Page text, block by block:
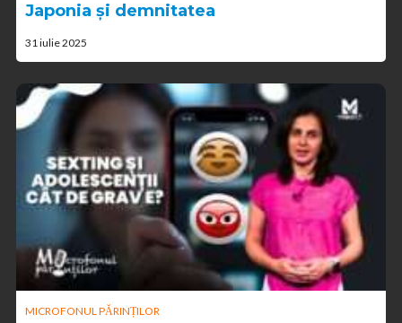
Japonia și demnitatea
31 iulie 2025
MICROFONUL PĂRINȚILOR